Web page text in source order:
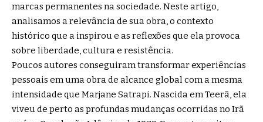
marcas permanentes na sociedade. Neste artigo,
analisamos a relevância de sua obra, o contexto
histórico que a inspirou e as reflexões que ela provoca
sobre liberdade, cultura e resistência.
Poucos autores conseguiram transformar experiências
pessoais em uma obra de alcance global com a mesma
intensidade que Marjane Satrapi. Nascida em Teerã, ela
viveu de perto as profundas mudanças ocorridas no Irã